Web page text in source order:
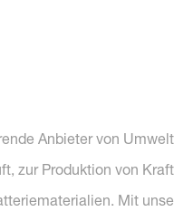
Anbieter von
zur Produktion von
Mit